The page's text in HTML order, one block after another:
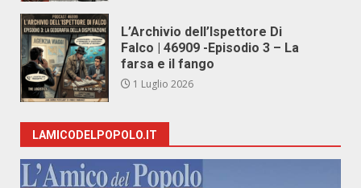
L’Archivio dell’Ispettore Di
Falco | 46909 -Episodio 3 – La
farsa e il fango
1 Luglio 2026
LAMICODELPOPOLO.IT